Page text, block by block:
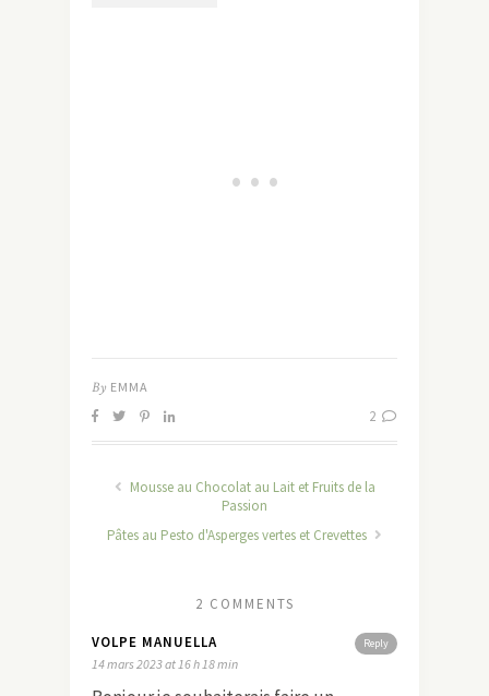
By EMMA
2
Mousse au Chocolat au Lait et Fruits de la
Passion
Pâtes au Pesto d'Asperges vertes et Crevettes
2 COMMENTS
Reply
VOLPE MANUELLA
14 mars 2023 at 16 h 18 min